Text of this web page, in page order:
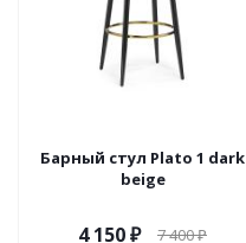
Барный стул Plato 1 dark
beige
4 150₽ 7 400₽